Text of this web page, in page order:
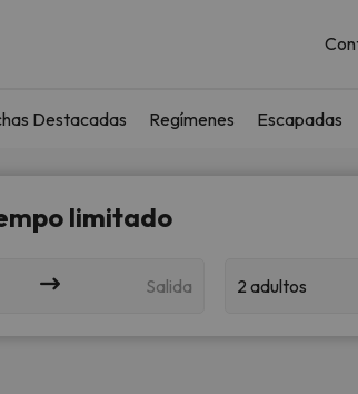
Destacadas Regímenes Escapadas
limitado
Salida 2 adultos